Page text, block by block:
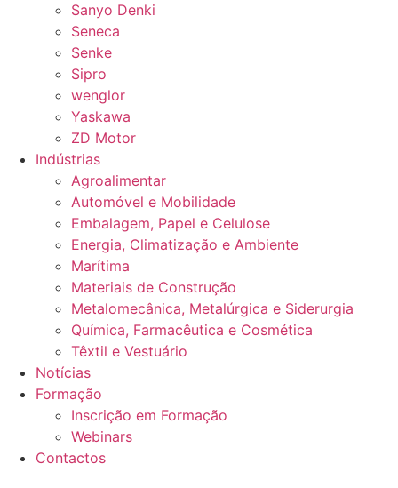
Sanyo Denki
Seneca
Senke
Sipro
wenglor
Yaskawa
ZD Motor
Indústrias
Agroalimentar
Automóvel e Mobilidade
Embalagem, Papel e Celulose
Energia, Climatização e Ambiente
Marítima
Materiais de Construção
Metalomecânica, Metalúrgica e Siderurgia
Química, Farmacêutica e Cosmética
Têxtil e Vestuário
Notícias
Formação
Inscrição em Formação
Webinars
Contactos